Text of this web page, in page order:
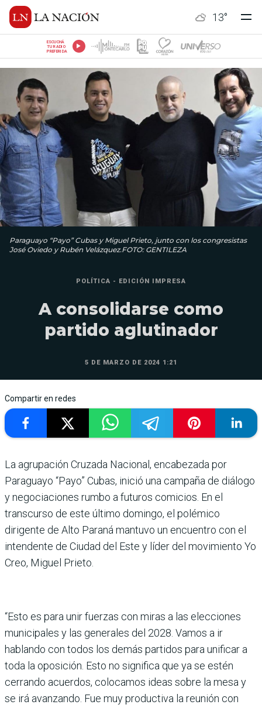
13°
ESCUCHÁ
TU RADIO
PREFERIDA
Paraguayo “Payo” Cubas y Miguel Prieto, junto con los congresistas
José Oviedo y Rubén Velázquez.FOTO: GENTILEZA
POLÍTICA - EDICIÓN IMPRESA
A consolidarse como
partido aglutinador
5 DE MARZO DE 2024 1:21
Compartir en redes
La agrupación Cruzada Nacio­nal, encabezada por
Paraguayo “Payo” Cubas, inició una cam­paña de diálogo
y negociacio­nes rumbo a futuros comicios. En el
transcurso de este último domingo, el polémico
dirigente de Alto Paraná mantuvo un encuentro con el
intendente de Ciudad del Este y líder del movimiento Yo
Creo, Miguel Prieto.
“Esto es para unir fuerzas con miras a las elecciones
munici­pales y las generales del 2028. Vamos a ir
hablando con todos los demás partidos para uni­ficar a
toda la oposición. Esto no significa que ya se estén
cerrando acuerdos, coloca­mos ideas sobre la mesa y
se irá avanzando. Fue muy pro­ductiva la reunión con